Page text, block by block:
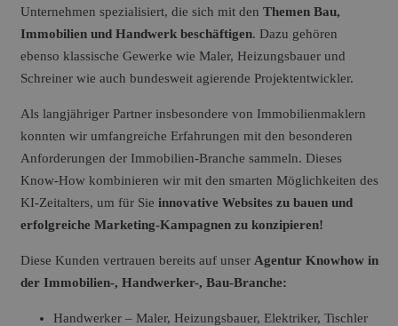
Unternehmen spezialisiert, die sich mit den Themen Bau,
Immobilien und Handwerk beschäftigen. Dazu gehören
ebenso klassische Gewerke wie Maler, Heizungsbauer und
Schreiner wie auch bundesweit agierende Projektentwickler.
Als langjähriger Partner insbesondere von Immobilienmaklern
konnten wir umfangreiche Erfahrungen mit den besonderen
Anforderungen der Immobilien-Branche sammeln. Dieses
Know-How kombinieren wir mit den smarten Möglichkeiten des
KI-Zeitalters, um für Sie innovative Websites zu bauen und
erfolgreiche Marketing-Kampagnen zu konzipieren!
Diese Kunden vertrauen bereits auf unser Agentur Knowhow in
der Immobilien-, Handwerker-, Bau-Branche:
Handwerker – Maler, Heizungsbauer, Elektriker, Tischler